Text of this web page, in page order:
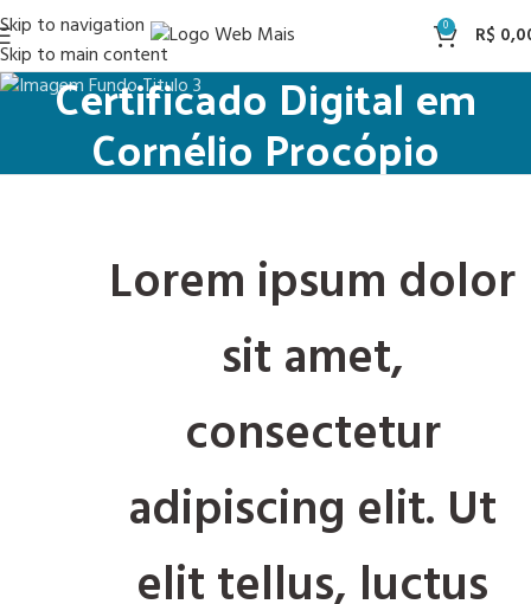
Skip to navigation
Skip to main content
0 R$
Certificado Digital em
Cornélio Procópio
Lorem ipsum dolor
sit amet,
consectetur
adipiscing elit. Ut
elit tellus, luctus